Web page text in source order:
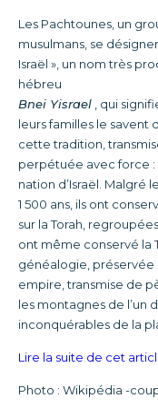
Les Pachtounes, un
musulmans, se
Israël », un nom très
hébreu
Bnei Yisrael , qui
leurs familles le savent
cette tradition,
perpétuée avec force :
nation d’Israël. Malgré
1 500 ans, ils ont
sur la Torah,
ont même conservé la
généalogie, préservée
empire, transmise de
les montagnes de l’un
inconquérables de la
Lire la suite de cet
Photo : Wikipédia -